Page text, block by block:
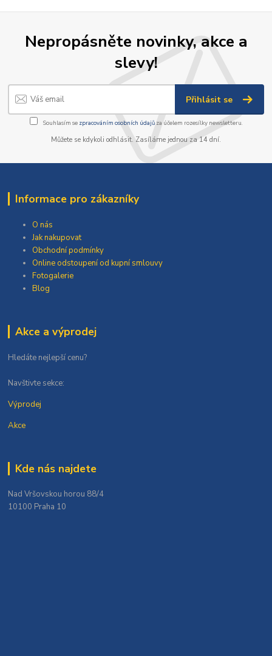
Nepropásněte novinky, akce a
slevy!
Přihlásit se
Souhlasím se zpracováním osobních údajůza účelem rozesílky newsletteru.
Můžete se kdykoli odhlásit. Zasíláme jednou za 14 dní.
Informace pro zákazníky
O nás
Jak nakupovat
Obchodní podmínky
Online odstoupení od kupní smlouvy
Fotogalerie
Blog
Akce a výprodej
Hledáte nejlepší cenu?
Navštivte sekce:
Výprodej
Akce
Kde nás najdete
Nad Vršovskou horou 88/4
10100 Praha 10